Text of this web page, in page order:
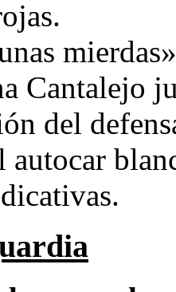
Cantalejo
del
autocar